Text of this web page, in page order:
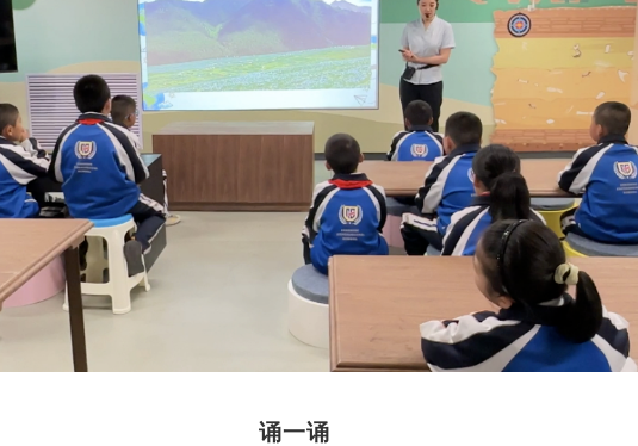
诵一诵